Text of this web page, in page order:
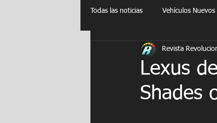
Todas las noticias Vehículos Nuevos
Drag Racing FORMULA E
Lexus
Shades
Revista